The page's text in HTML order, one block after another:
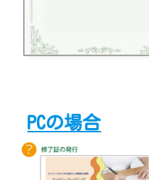
PCの場合